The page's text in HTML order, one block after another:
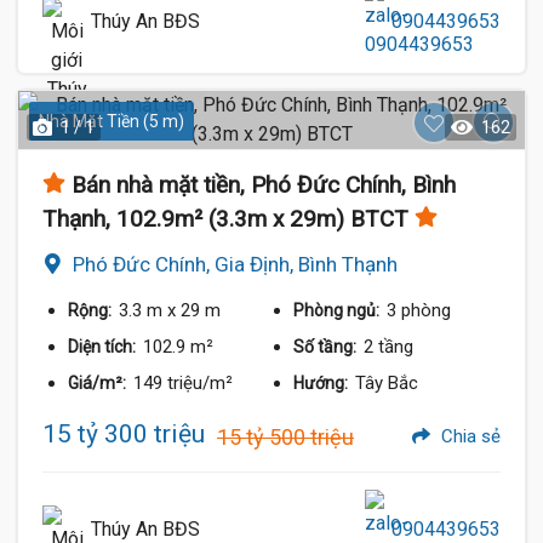
Thúy An BĐS 0904439653
Nhà Mặt Tiền (5 m)
1 / 1 162
Bán nhà mặt tiền, Phó Đức Chính, Bình
Thạnh, 102.9m² (3.3m x 29m) BTCT
Phó Đức Chính, Gia Định, Bình Thạnh
Rộng: 3.3 m x 29 m Phòng ngủ: 3 phòng
Diện tích: 102.9 m² Số tầng: 2 tầng
Giá/m²: 149 triệu/m² Hướng: Tây Bắc
15 tỷ 300 triệu 15 tỷ 500 triệu Chia sẻ
Thúy An BĐS 0904439653